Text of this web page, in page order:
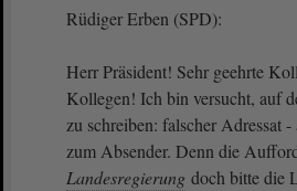
Rüdiger Erben (SPD):
Herr Präsident! Sehr geehrte
Kollegen! Ich bin versucht, auf
zu schreiben: falscher Adressat
zum Absender. Denn die
Landesregierung doch bitte die